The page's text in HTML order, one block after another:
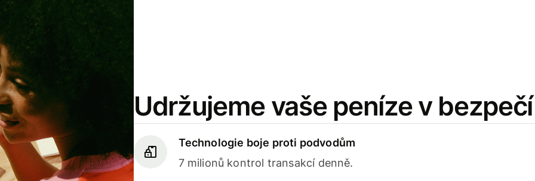
Udržujeme vaše peníze v bezpečí
Technologie boje proti podvodům
7 milionů kontrol transakcí denně.